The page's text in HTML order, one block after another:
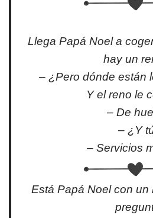
Llega Papá Noel a
hay un
– ¿Pero dónde están
Y el reno le
– De
– ¿Y
– Servicios
Está Papá Noel con un